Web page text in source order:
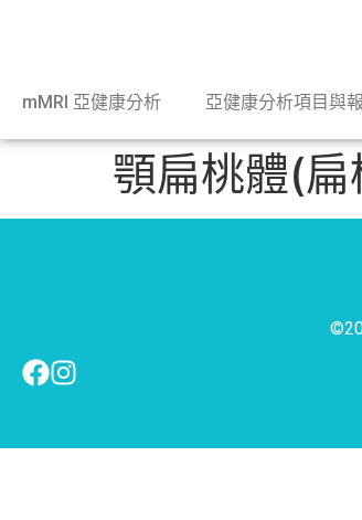
mMRI 亞健康分析 亞健康分析項目與
顎扁桃體(扁